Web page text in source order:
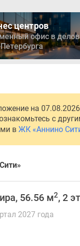
центров
офис в
на
с
в ЖК «Аннино
56.56 м2, 2
2027 года